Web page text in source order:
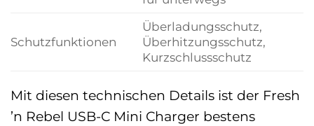
Schutzfunktionen
Überladungsschutz,
Überhitzungsschutz,
Kurzschlussschutz
Mit diesen technischen Details ist der Fresh
’n Rebel USB-C Mini Charger bestens